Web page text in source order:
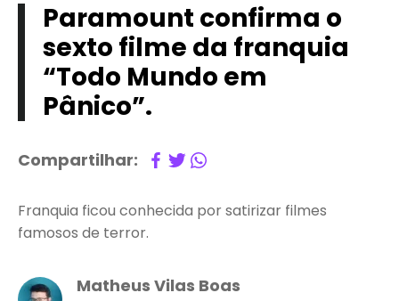
Paramount confirma o
sexto filme da franquia
“Todo Mundo em
Pânico”.
Compartilhar:
Franquia ficou conhecida por satirizar filmes
famosos de terror.
Matheus Vilas Boas